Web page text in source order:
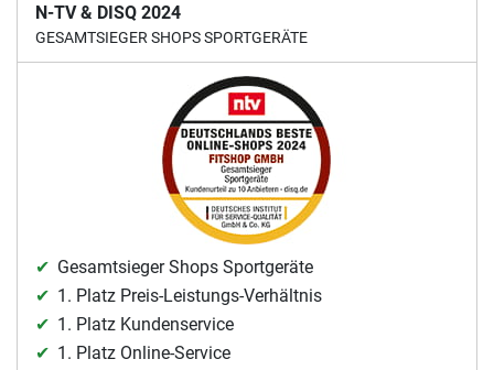
N-TV & DISQ 2024
GESAMTSIEGER SHOPS SPORTGERÄTE
Gesamtsieger Shops Sportgeräte
1. Platz Preis-Leistungs-Verhältnis
1. Platz Kundenservice
1. Platz Online-Service